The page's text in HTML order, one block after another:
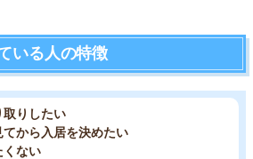
いる人の特徴
取りしたい
てから入居を決めたい
くない